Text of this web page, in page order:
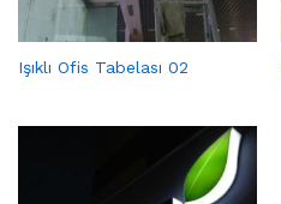
Işıklı Ofis Tabelası 02